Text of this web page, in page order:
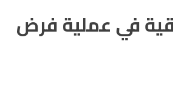
في عملية فرض